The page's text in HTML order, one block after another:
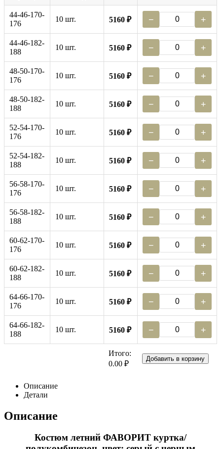
44-46-170-
176
10 шт. 5160 ₽ − +
44-46-182-
188
10 шт. 5160 ₽ − +
48-50-170-
176
10 шт. 5160 ₽ − +
48-50-182-
188
10 шт. 5160 ₽ − +
52-54-170-
176
10 шт. 5160 ₽ − +
52-54-182-
188
10 шт. 5160 ₽ − +
56-58-170-
176
10 шт. 5160 ₽ − +
56-58-182-
188
10 шт. 5160 ₽ − +
60-62-170-
176
10 шт. 5160 ₽ − +
60-62-182-
188
10 шт. 5160 ₽ − +
64-66-170-
176
10 шт. 5160 ₽ − +
64-66-182-
188
10 шт. 5160 ₽ − +
Итого:
0.00 ₽
Добавить в корзину
Описание
Детали
Описание
Костюм летний ФАВОРИТ куртка/